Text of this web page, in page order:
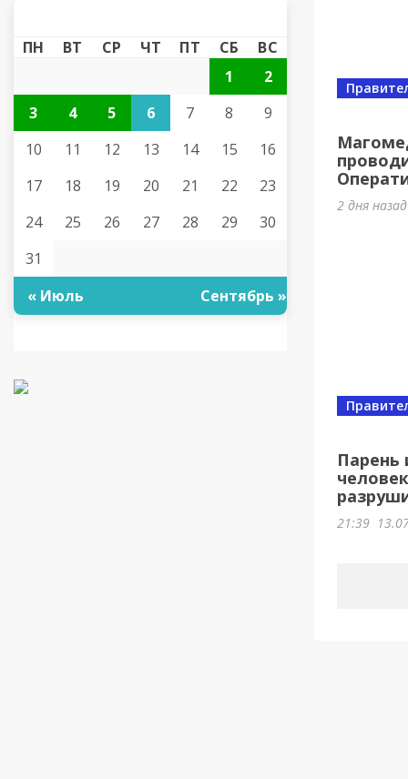
ПН ВТ СР ЧТ ПТ СБ
ВС
1
2
3
4 5 6 7 8
9
10
11 12 13 14 15
16
17
18 19 20 21 22
23
24
25 26 27 28 29
30
31
« Июль
Сентябрь »
2 дня
Парень
21:39